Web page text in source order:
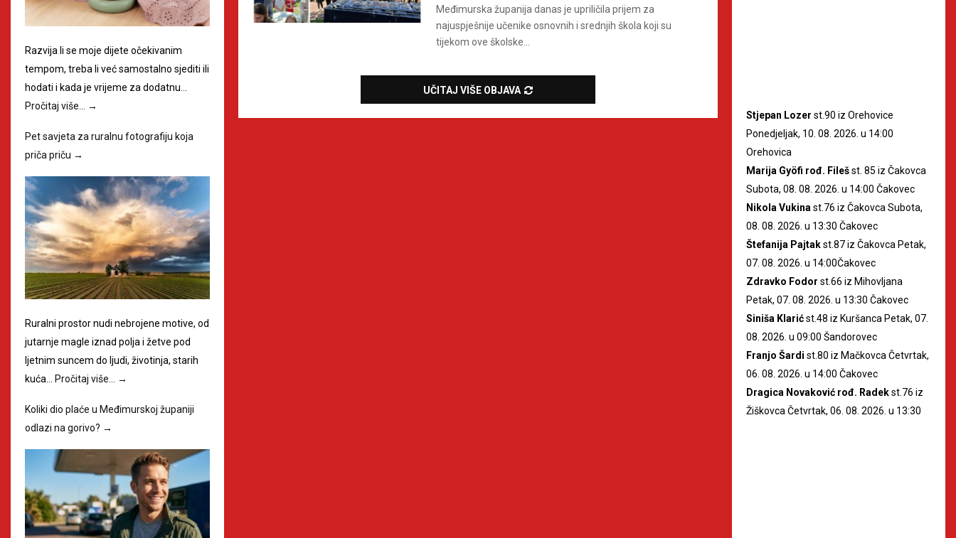
Međimurska županija danas je upriličila prijem za
najuspješnije učenike osnovnih i srednjih škola koji su
tijekom ove školske...
UČITAJ VIŠE OBJAVA
Razvija li se moje dijete očekivanim
tempom, treba li već samostalno sjediti ili
hodati i kada je vrijeme za dodatnu…
Pročitaj više… →
Pet savjeta za ruralnu fotografiju koja
priča priču →
Ruralni prostor nudi nebrojene motive, od
jutarnje magle iznad polja i žetve pod
ljetnim suncem do ljudi, životinja, starih
kuća…
Pročitaj više… →
Koliki dio plaće u Međimurskoj županiji
odlazi na gorivo? →
Stjepan Lozer st.90 iz Orehovice
Ponedjeljak, 10. 08. 2026. u 14:00
Orehovica
Marija Gyöfi rođ. Filešst. 85 iz Čakovca
Subota, 08. 08. 2026. u 14:00 Čakovec
Nikola Vukina st.76 iz Čakovca Subota,
08. 08. 2026. u 13:30 Čakovec
Štefanija Pajtakst.87 iz Čakovca Petak,
07. 08. 2026. u 14:00Čakovec
Zdravko Fodor st.66 iz Mihovljana
Petak, 07. 08. 2026. u 13:30 Čakovec
Siniša Klarićst.48 iz Kuršanca Petak, 07.
08. 2026. u 09:00 Šandorovec
Franjo Šardi st.80 iz Mačkovca Četvrtak,
06. 08. 2026. u 14:00 Čakovec
Dragica Novaković rođ. Radekst.76 iz
Žiškovca Četvrtak, 06. 08. 2026. u 13:30